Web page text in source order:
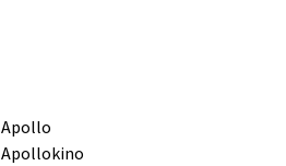
Apollo
Apollokino